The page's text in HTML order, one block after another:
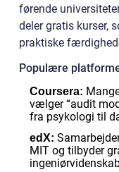
førende
deler gratis kurser,
praktiske
Populære
Coursera:
vælger “audit
fra psykologi til
edX:
MIT og tilbyder